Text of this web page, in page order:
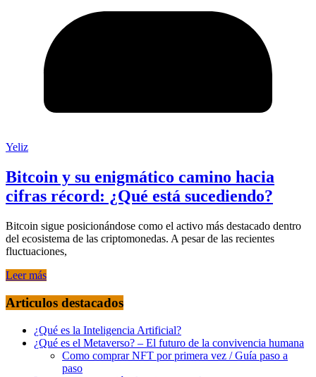
Yeliz
Bitcoin y su enigmático camino hacia
cifras récord: ¿Qué está sucediendo?
Bitcoin sigue posicionándose como el activo más destacado dentro
del ecosistema de las criptomonedas. A pesar de las recientes
fluctuaciones,
Leer más
Articulos destacados
¿Qué es la Inteligencia Artificial?
¿Qué es el Metaverso? – El futuro de la convivencia humana
Como comprar NFT por primera vez / Guía paso a
paso